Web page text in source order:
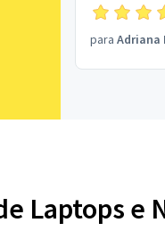
para Adriana
Laptops e